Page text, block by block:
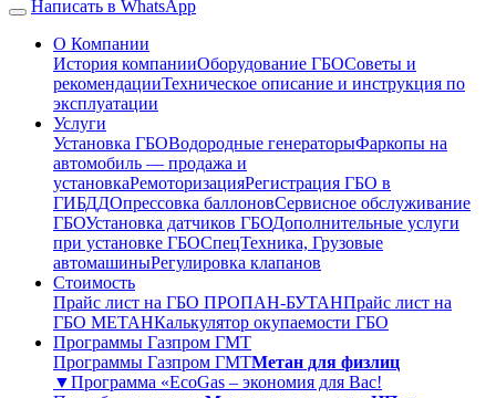
Написать в WhatsApp
О Компании
История компанииОборудование ГБОСоветы и
рекомендацииТехническое описание и инструкция по
эксплуатации
Услуги
Установка ГБОВодородные генераторыФаркопы на
автомобиль — продажа и
установкаРемоторизацияРегистрация ГБО в
ГИБДДОпрессовка баллоновСервисное обслуживание
ГБОУстановка датчиков ГБОДополнительные услуги
при установке ГБОСпецТехника, Грузовые
автомашиныРегулировка клапанов
Стоимость
Прайс лист на ГБО ПРОПАН-БУТАНПрайс лист на
ГБО МЕТАНКалькулятор окупаемости ГБО
Программы Газпром ГМТ
Программы Газпром ГМТМетан для физлиц
▼Программа «EcoGas – экономия для Вас!